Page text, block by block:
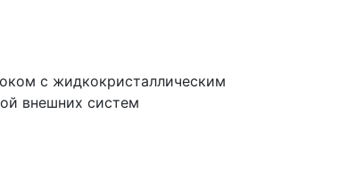
с жидкокристаллическим
внешних систем